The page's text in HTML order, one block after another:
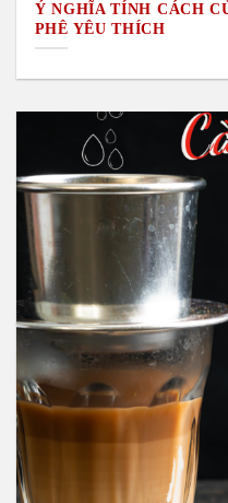
Ý NGHĨA TÍNH CÁCH
PHÊ YÊU THÍCH